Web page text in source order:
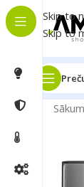
Skip to
Skip to